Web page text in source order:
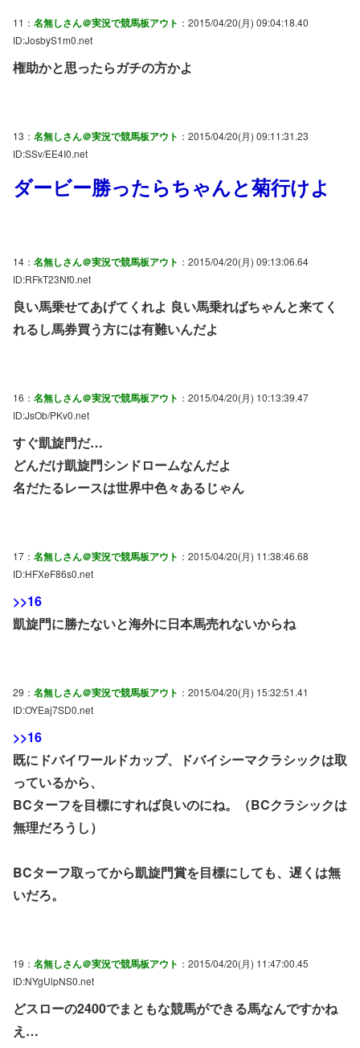
11： 名無しさん＠実況で競馬板アウト ：2015/04/20(月) 09:04:18.40
ID:JosbyS1m0.net
権助かと思ったらガチの方かよ
13： 名無しさん＠実況で競馬板アウト ：2015/04/20(月) 09:11:31.23
ID:SSv/EE4I0.net
ダービー勝ったらちゃんと菊行けよ
14： 名無しさん＠実況で競馬板アウト ：2015/04/20(月) 09:13:06.64
ID:RFkT23Nf0.net
良い馬乗せてあげてくれよ 良い馬乗ればちゃんと来てく
れるし馬券買う方には有難いんだよ
16： 名無しさん＠実況で競馬板アウト ：2015/04/20(月) 10:13:39.47
ID:JsOb/PKv0.net
すぐ凱旋門だ…
どんだけ凱旋門シンドロームなんだよ
名だたるレースは世界中色々あるじゃん
17： 名無しさん＠実況で競馬板アウト ：2015/04/20(月) 11:38:46.68
ID:HFXeF86s0.net
>>16
凱旋門に勝たないと海外に日本馬売れないからね
29： 名無しさん＠実況で競馬板アウト ：2015/04/20(月) 15:32:51.41
ID:OYEaj7SD0.net
>>16
既にドバイワールドカップ、ドバイシーマクラシックは取
っているから、
BCターフを目標にすれば良いのにね。（BCクラシックは
無理だろうし）
BCターフ取ってから凱旋門賞を目標にしても、遅くは無
いだろ。
19： 名無しさん＠実況で競馬板アウト ：2015/04/20(月) 11:47:00.45
ID:NYgUlpNS0.net
どスローの2400でまともな競馬ができる馬なんですかね
え…